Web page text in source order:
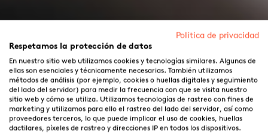
Política de privacidad
Respetamos la protección de datos
En nuestro sitio web utilizamos cookies y tecnologías similares. Algunas de
ellas son esenciales y técnicamente necesarias. También utilizamos
métodos de análisis (por ejemplo, cookies o huellas digitales y seguimiento
del lado del servidor) para medir la frecuencia con que se visita nuestro
sitio web y cómo se utiliza. Utilizamos tecnologías de rastreo con fines de
marketing y utilizamos para ello el rastreo del lado del servidor, así como
proveedores terceros, lo que puede implicar el uso de cookies, huellas
dactilares, píxeles de rastreo y direcciones IP en todos los dispositivos.